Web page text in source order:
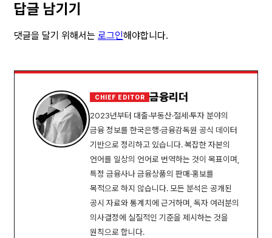
답글 남기기
댓글을 달기 위해서는 로그인해야합니다.
CHIEF EDITOR 금융리더
2023년부터 대출·부동산·절세·투자 분야의
금융 정보를 한국은행·금융감독원 공식 데이터
기반으로 정리하고 있습니다. 복잡한 자본의
언어를 일상의 언어로 번역하는 것이 목표이며,
특정 금융사나 금융상품의 판매·홍보를
목적으로 하지 않습니다. 모든 분석은 공개된
공시 자료와 통계치에 근거하며, 독자 여러분의
의사결정에 실질적인 기준을 제시하는 것을
원칙으로 합니다.